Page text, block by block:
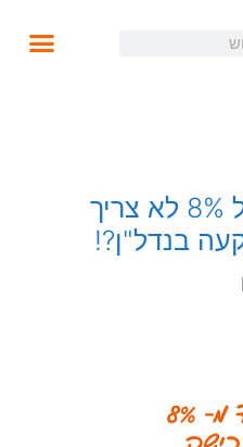
מדוע מס רכישה של 8% לא צריך
בנדל"ן?!